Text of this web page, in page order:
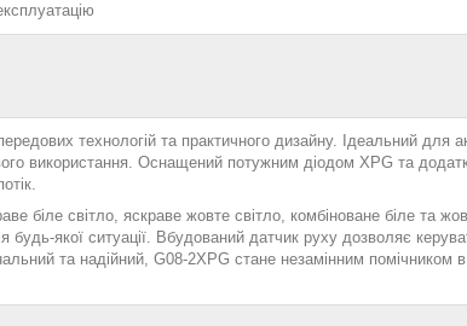
технологій та практичного дизайну. Ідеальний для
використання. Оснащений потужним діодом XPG та
біле світло, яскраве жовте світло, комбіноване біле та
якої ситуації. Вбудований датчик руху дозволяє
та надійний, G08-2XPG стане незамінним помічником